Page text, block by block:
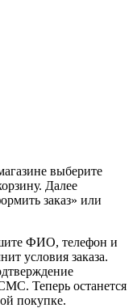
выберите
Далее
заказ» или
ФИО, телефон и
условия заказа.
Теперь останется
покупке.